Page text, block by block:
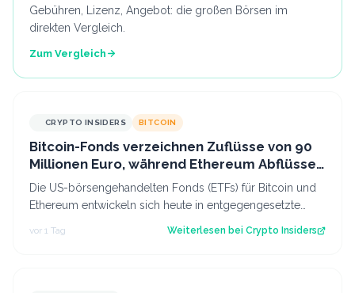
Gebühren, Lizenz, Angebot: die großen Börsen im
direkten Vergleich.
Zum Vergleich
CRYPTO INSIDERS BITCOIN
Bitcoin-Fonds verzeichnen Zuflüsse von 90
Millionen Euro, während Ethereum Abflüsse
hinnehmen muss
Die US-börsengehandelten Fonds (ETFs) für Bitcoin und
Ethereum entwickeln sich heute in entgegengesetzte
vor 1 Tag Weiterlesen bei Crypto Insiders